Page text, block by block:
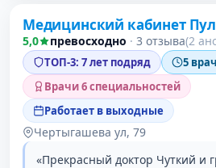
3 место в
Медицинский кабинет
5,0 превосходно · 3 отзыва(2
ТОП-3: 7 лет подряд
5
Врачи 6 специальностей
Работает в выходные
Чертыгашева ул, 79
«Прекрасный доктор Чуткий и